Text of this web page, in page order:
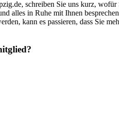
schreiben Sie uns kurz,
alles in Ruhe mit Ihnen
kann es passieren, dass Sie